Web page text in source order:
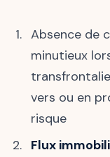
Absence de
minutieux
vers ou en
risque
Flux